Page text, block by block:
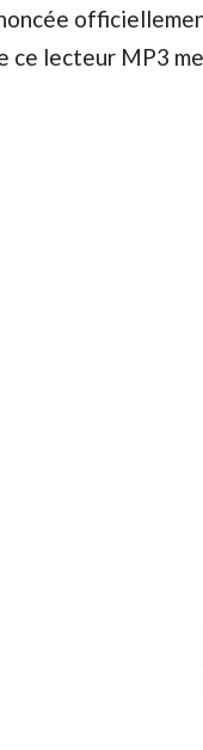
ce lecteur MP3